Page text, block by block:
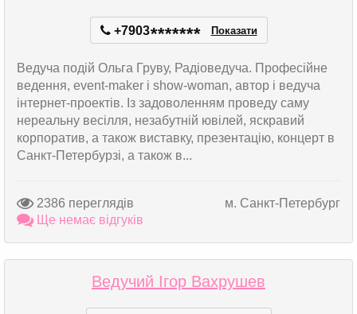
+7903******* Показати
Ведуча подій Ольга Груву, Радіоведуча. Професійне
ведення, event-maker і show-woman, автор і ведуча
інтернет-проектів. Із задоволенням проведу саму
нереальну весілля, незабутній ювілей, яскравий
корпоратив, а також виставку, презентацію, концерт в
Санкт-Петербурзі, а також в...
2386 переглядів
м. Санкт-Петербург
Ще немає відгуків
Ведучий Ігор Вахрушев